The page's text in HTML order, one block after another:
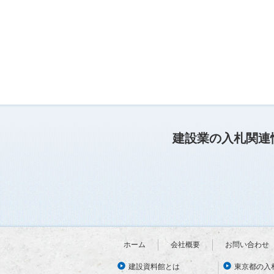
建設業の入札関
ホーム 会社概要 お問い合わせ
建設資料館とは 東京都の入